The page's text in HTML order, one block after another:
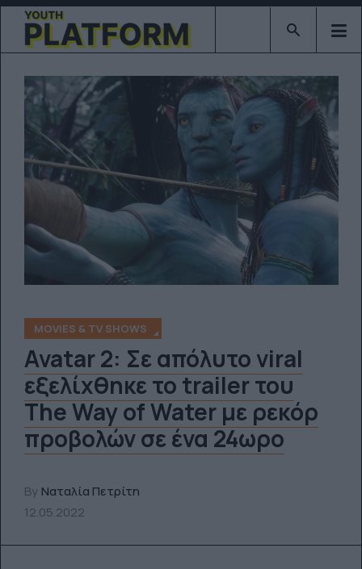
Type 2 or
MOVIES & TV SHOWS
Avatar 2: Σε απόλυτο viral
εξελίχθηκε το trailer του
The Way of Water με ρεκόρ
προβολών σε ένα 24ωρο
By Ναταλία Πετρίτη
12.05.2022